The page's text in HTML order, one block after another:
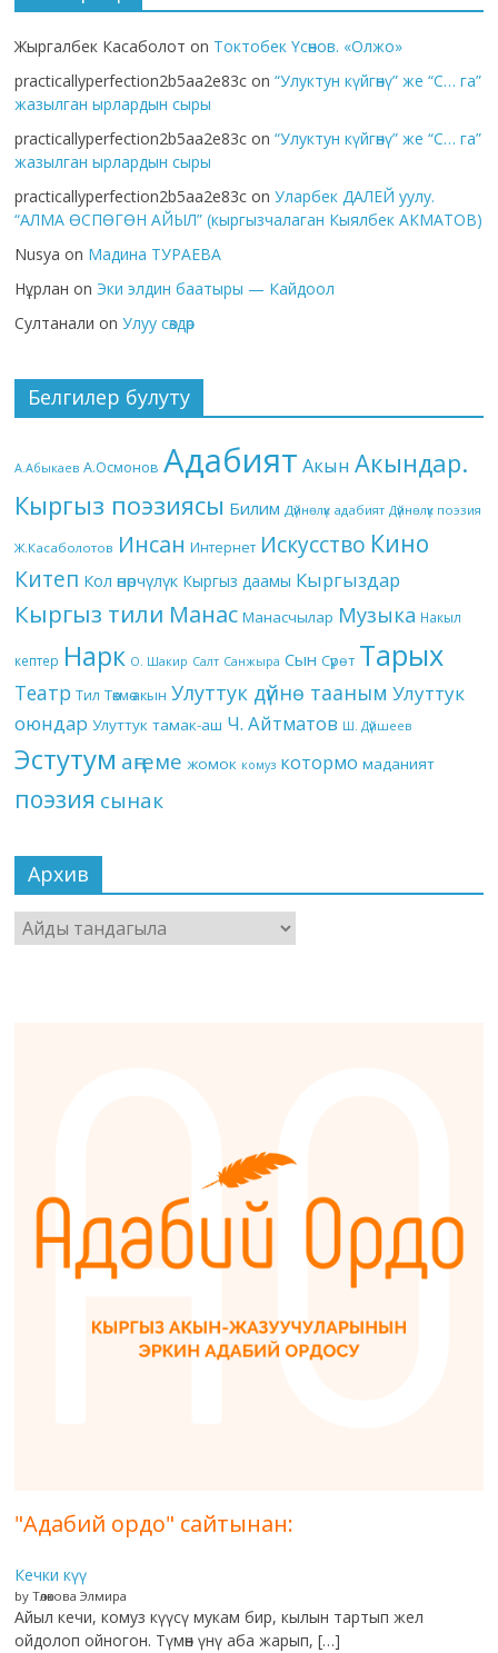
Жыргалбек Касаболот on Токтобек Үсөнов. «Олжо»
practicallyperfection2b5aa2e83c on“Улуктун күйгөнү” же “С… га”
жазылган ырлардын сыры
practicallyperfection2b5aa2e83c on“Улуктун күйгөнү” же “С… га”
жазылган ырлардын сыры
practicallyperfection2b5aa2e83c onУларбек ДАЛЕЙ уулу.
“АЛМА ӨСПӨГӨН АЙЫЛ” (кыргызчалаган Кыялбек АКМАТОВ)
Nusya on Мадина ТУРАЕВА
Нұрлан on Эки элдин баатыры — Кайдоол
Султанали onУлуу сөздөр
Белгилер булуту
А.Абыкаев А.Осмонов Адабият Акын Акындар.
Кыргыз поэзиясы Билим Дүйнөлүк адабият Дүйнөлүк поэзия
Ж.Касаболотов Инсан Интернет Искусство Кино
Китеп Кол өнөрчүлүк Кыргыз даамы Кыргыздар
Кыргыз тили Манас Манасчылар Музыка Накыл
кептер Нарк О. Шакир Салт Санжыра Сын Сүрөт Тарых
Театр Тил Төкмө акын Улуттук дүйнө тааным Улуттук
оюндар Улуттук тамак-аш Ч. Айтматов Ш. Дүйшеев
Эстутум аңгеме жомок комуз котормо маданият
поэзия сынак
Архив
Архив
"Адабий ордо" сайтынан:
Кечки күү
by Төлөкова Элмира
Айыл кечи, комуз күүсү мукам бир, кылын тартып жел
ойдолоп ойногон. Түмөн үнү аба жарып, […]